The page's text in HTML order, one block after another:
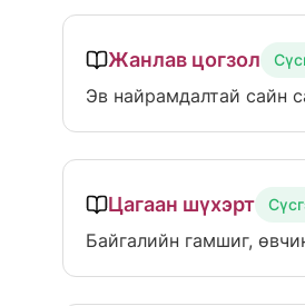
Жанлав цогзол
Эв найрамдалтай сайн
Цагаан шүхэрт
Байгалийн гамшиг,